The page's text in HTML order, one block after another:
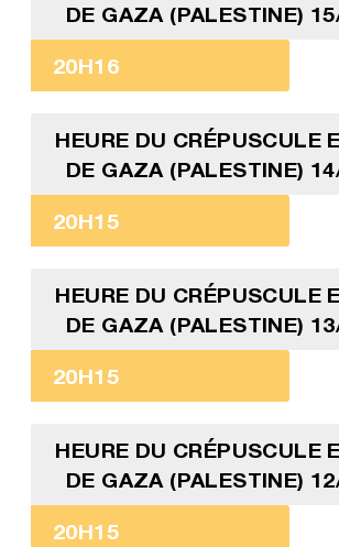
DE GAZA (PALESTINE)
20H16
HEURE DU CRÉPUSCULE
DE GAZA (PALESTINE)
20H15
HEURE DU CRÉPUSCULE
DE GAZA (PALESTINE)
20H15
HEURE DU CRÉPUSCULE
DE GAZA (PALESTINE)
20H15